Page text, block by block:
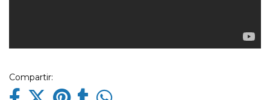
Compartir: